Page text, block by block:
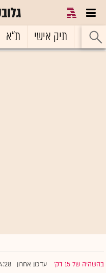
ראשי תיק אישי ת"א
בהשהיה של 15 דק' |עדכון אחרון